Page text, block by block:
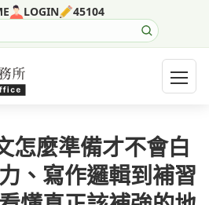
LOGIN 45104
開啟
怎麼準備才不會白
、寫作邏輯到補習